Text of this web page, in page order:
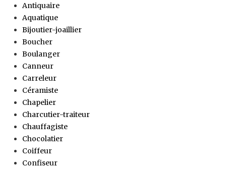
Antiquaire
Aquatique
Bijoutier-joaillier
Boucher
Boulanger
Canneur
Carreleur
Céramiste
Chapelier
Charcutier-traiteur
Chauffagiste
Chocolatier
Coiffeur
Confiseur